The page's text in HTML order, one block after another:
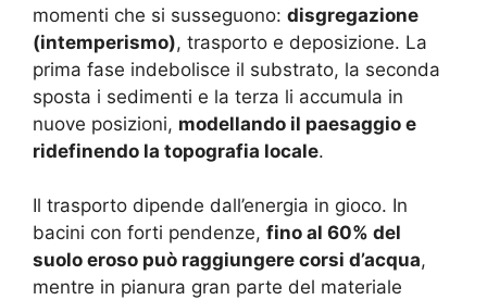
momenti che si susseguono: disgregazione
(intemperismo), trasporto e deposizione. La
prima fase indebolisce il substrato, la seconda
sposta i sedimenti e la terza li accumula in
nuove posizioni, modellando il paesaggio e
ridefinendo la topografia locale.
Il trasporto dipende dall’energia in gioco. In
bacini con forti pendenze, fino al 60% del
suolo eroso può raggiungere corsi d’acqua,
mentre in pianura gran parte del materiale